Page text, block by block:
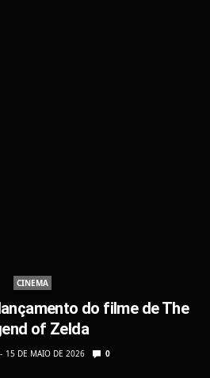
CINEMA
do filme de The
of Zelda
15 DE MAIO DE 2026 0